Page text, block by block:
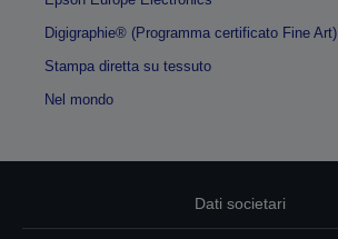
Digigraphie® (Programma certificato Fine Art)
Stampa diretta su tessuto
Nel mondo
Dati societari